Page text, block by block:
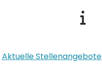
Aktuelle Stellenangebote